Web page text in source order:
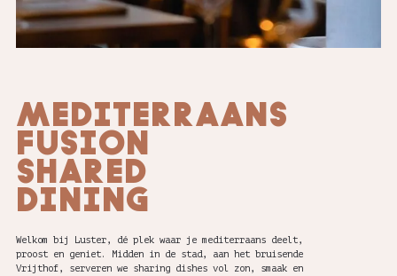
MEDITERRAANS
FUSION
SHARED
DINING
Welkom bij Luster, dé plek waar je mediterraans deelt,
proost en geniet. Midden in de stad, aan het bruisende
Vrijthof, serveren we sharing dishes vol zon, smaak en